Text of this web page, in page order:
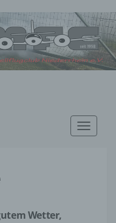
Toggle
Wetter,